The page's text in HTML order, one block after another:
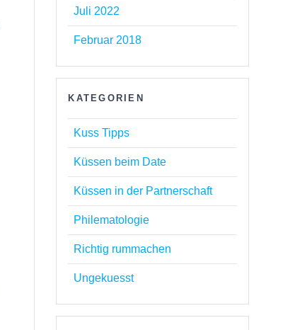
Juli 2022
Februar 2018
KATEGORIEN
Kuss Tipps
Küssen beim Date
Küssen in der Partnerschaft
Philematologie
Richtig rummachen
Ungekuesst